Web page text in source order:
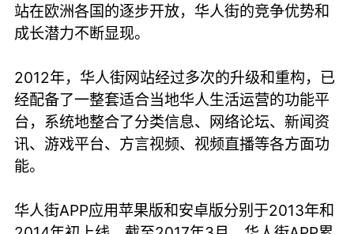
站在欧洲各国的逐步开放，华人街的竞争优势和
成长潜力不断显现。
2012年，华人街网站经过多次的升级和重构，已
经配备了一整套适合当地华人生活运营的功能平
台，系统地整合了分类信息、网络论坛、新闻资
讯、游戏平台、方言视频、视频直播等各方面功
能。
华人街APP应用苹果版和安卓版分别于2013年和